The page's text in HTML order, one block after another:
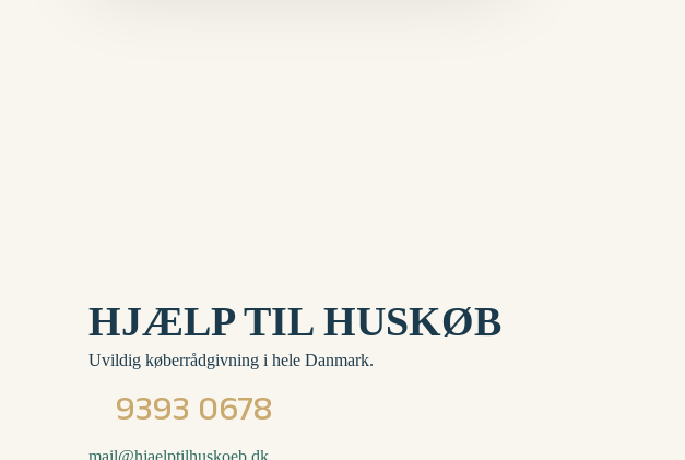
HJÆLP TIL HUSKØB
Uvildig køberrådgivning i hele Danmark.
9393 0678